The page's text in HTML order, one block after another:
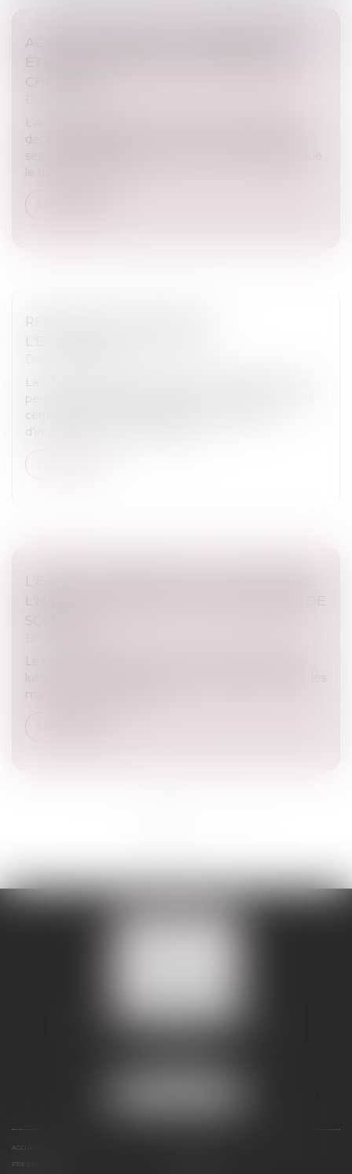
ACTION PAULIENNE : LA CRÉANCE DOIT
ÊTRE CERTAINE, MAIS PAS FORCÉMENT
CHIFFRÉE
L’action paulienne permet à un créancier de faire
déclarer inopposable un acte accompli en fraude de
ses droits. Pour être valable, cette action suppose que
le demandeur justif...
RENFORCER LA FIABILITÉ ET
L'ENCADREMENT DU DPE
La Cour des comptes confirme que le diagnostic de
performance énergétique (DPE) est devenu un outil
central pour orienter les décisions en matière
d’immobilier et met en lumière...
L'EXÉCUTIF RENFORCE LA LUTTE CONTRE
L'HABITAT INDIGNE ET LES MARCHANDS DE
SOMMEIL
Le gouvernement va renforcer la coordination de la
lutte contre l’habitat indigne et les sanctions contre les
marchands de sommeil...
ACCUEIL
PRÉSENTATION